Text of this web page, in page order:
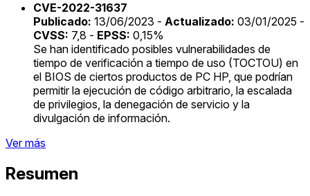
CVE-2022-31637
Publicado: 13/06/2023 - Actualizado: 03/01/2025 -
CVSS: 7,8 - EPSS: 0,15%
Se han identificado posibles vulnerabilidades de
tiempo de verificación a tiempo de uso (TOCTOU) en
el BIOS de ciertos productos de PC HP, que podrían
permitir la ejecución de código arbitrario, la escalada
de privilegios, la denegación de servicio y la
divulgación de información.
Ver más
Resumen